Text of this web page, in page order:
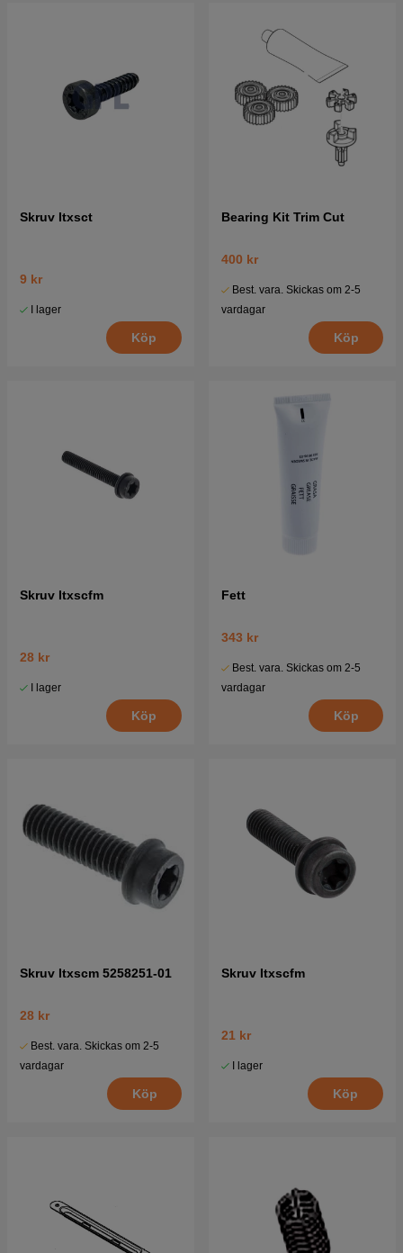
Skruv Itxsct
9 kr
I lager
Köp
Bearing Kit Trim Cut
400 kr
Best. vara. Skickas om 2-5
vardagar
Köp
Skruv Itxscfm
28 kr
I lager
Köp
Fett
343 kr
Best. vara. Skickas om 2-5
vardagar
Köp
Skruv Itxscm 5258251-01
28 kr
Best. vara. Skickas om 2-5
vardagar
Köp
Skruv Itxscfm
21 kr
I lager
Köp